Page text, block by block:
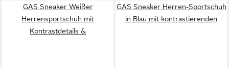
GAS Sneaker Weißer
Herrensportschuh mit
Kontrastdetails &
GAS Sneaker Herren-Sportschuh
in Blau mit kontrastierenden